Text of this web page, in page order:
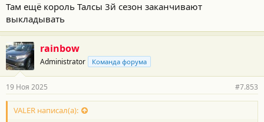
Там ещё король Талсы 3й сезон заканчивают
выкладывать
rainbow
Administrator Команда форума
19 Ноя 2025 #7.853
VALER написал(а):